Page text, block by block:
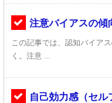
注意バイアスの傾
この記事では、認知バイア
く。注意 ...
自己効力感（セ